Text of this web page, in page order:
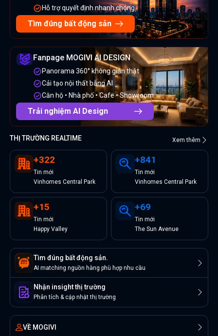
Hỗ trợ quyết định nhanh chóng
Tìm đúng bất động sản
Fanpage MOGIVI AI DESIGN
Panorama 360° không gian thật
Cải tạo nội thất bằng AI
Căn hộ • Nhà phố • Cafe • Showroom
Trải nghiệm AI Design
THỊ TRƯỜNG REALTIME Xem thêm
+322
Tin mới
Vinhomes Central Park
+841
Tin mới
Vinhomes Central Park
+15
Tin mới
Happy Valley
+69
Tin mới
The Sun Avenue
Tìm đúng bất động sản.
AI matching nguồn hàng phù hợp nhu cầu
Nhận insight thị trường
Phân tích & cập nhật thị trường
VỀ MOGIVI